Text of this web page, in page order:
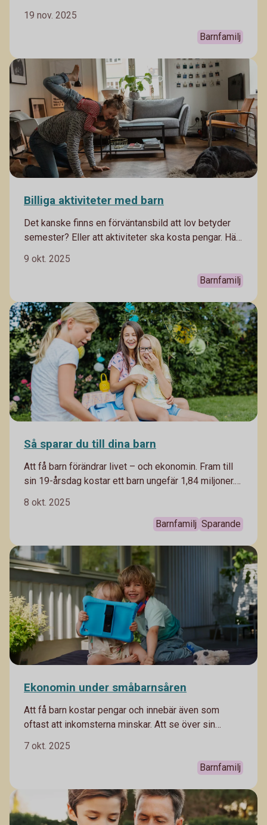
begränsade resurser. Det ger också en bra grund till
att kunna sköta sin ekonomi som vuxen. Här får du
19 nov. 2025
Barnfamilj
Billiga aktiviteter med barn
Det kanske finns en förväntansbild att lov betyder
semester? Eller att aktiviteter ska kosta pengar. Här
som inte kostar så mycket.
9 okt. 2025
Barnfamilj
Så sparar du till dina barn
Att få barn förändrar livet – och ekonomin. Fram till
sin 19-årsdag kostar ett barn ungefär 1,84 miljoner.
sparar smart till dina barn.
8 okt. 2025
Barnfamilj Sparande
Ekonomin under småbarnsåren
Att få barn kostar pengar och innebär även som
oftast att inkomsterna minskar. Att se över sin
till familjen är en klok sak. Gör en budget över
nuvarande inkomster och utgifter, och se hur den
7 okt. 2025
Barnfamilj